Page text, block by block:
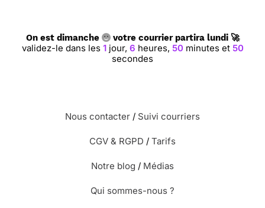
On est dimanche votre courrier partira lundi 🚀
validez-le dans les 1jour, 6 heures, 50minutes et 50
secondes
Nous contacter / Suivi courriers
CGV & RGPD / Tarifs
Notre blog / Médias
Qui sommes-nous ?